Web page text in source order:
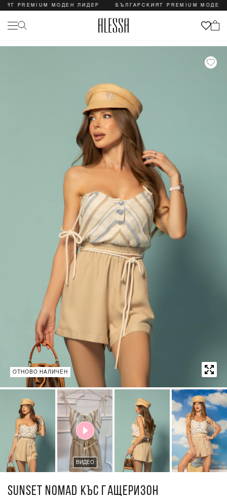
МОДЕН ЛИДЕР БЪЛГАРСКИЯТ PREMIUM МОДЕН
ВИДЕО
ОТНОВО НАЛИЧЕН
SUNSET NOMAD КЪС ГАЩЕРИЗОН